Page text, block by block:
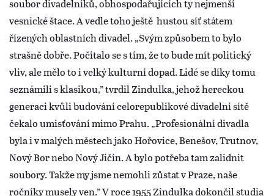
soubor divadelníků, obhospodařujících ty nejmenší
vesnické štace. A vedle toho ještě hustou síť státem
řízených oblastních divadel. „Svým způsobem to bylo
strašně dobře. Počítalo se s tím, že to bude mít politický
vliv, ale mělo to i velký kulturní dopad. Lidé se díky tomu
seznámili s klasikou,” tvrdil Zindulka, jehož hereckou
generaci kvůli budování celorepublikové divadelní sítě
čekalo umisťování mimo Prahu. „Profesionální divadla
byla i v malých městech jako Hořovice, Benešov, Trutnov,
Nový Bor nebo Nový Jičín. A bylo potřeba tam zalidnit
soubory. Takže my jsme nemohli zůstat v Praze, naše
ročníky musely ven.” V roce 1955 Zindulka dokončil studia